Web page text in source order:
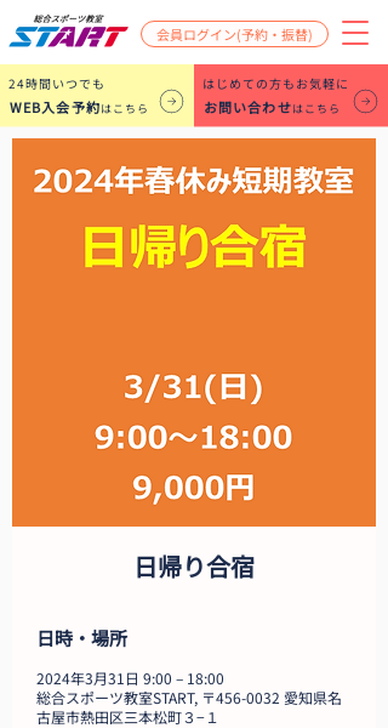
会員ログイン(予約・振替)
​24時間いつでも
WEB入会予約はこちら
はじめての方もお気軽に
お問い合わせはこちら
日帰り合宿
日時・場所
2024年3月31日 9:00 – 18:00
総合スポーツ教室START, 〒456-0032 愛知県名
古屋市熱田区三本松町３−１